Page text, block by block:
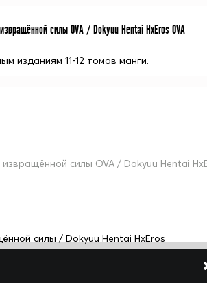
силы OVA / Dokyuu Hentai HxEros OVA
изданиям 11-12 томов манги.
силы OVA / Dokyuu Hentai
силы / Dokyuu Hentai HxEros